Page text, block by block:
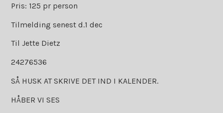
Pris: 125 pr person
Tilmelding senest d.1 dec
Til Jette Dietz
24276536
SÅ HUSK AT SKRIVE DET IND I KALENDER.
HÅBER VI SES